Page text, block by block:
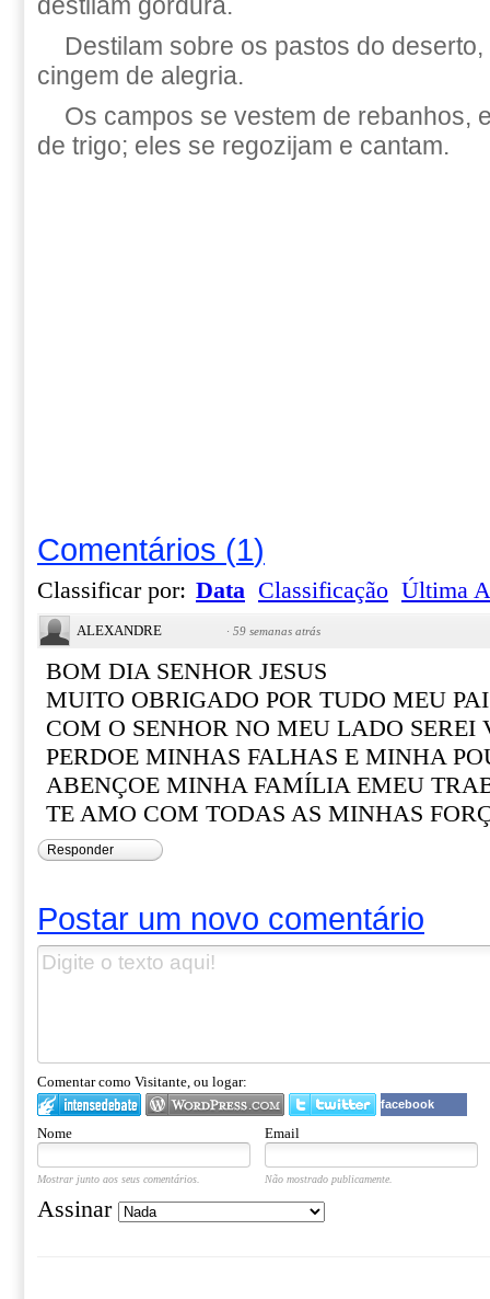
Destilam sobre os pastos do
cingem de alegria.
Os campos se vestem de rebanhos,
de trigo; eles se regozijam e cantam.
Comentários (1)
Classificar por: Data Classificação Última
ALEXANDRE · 59 semanas atrás
BOM DIA SENHOR JESUS
MUITO OBRIGADO POR TUDO MEU PAI
COM O SENHOR NO MEU LADO SEREI
PERDOE MINHAS FALHAS E MINHA
ABENÇOE MINHA FAMÍLIA EMEU
TE AMO COM TODAS AS MINHAS
Responder
Postar um novo comentário
Comentar como Visitante, ou logar:
facebook
Nome Email
Mostrar junto aos seus comentários. Não mostrado publicamente.
Assinar